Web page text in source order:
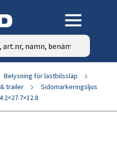
Belysning för lastbilssläp
trailer
Sidomarkeringsljus